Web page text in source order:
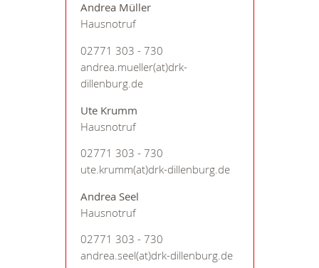
Andrea Müller
Hausnotruf
02771 303 - 730
andrea.mueller(at)drk-
dillenburg.de
Ute Krumm
Hausnotruf
02771 303 - 730
ute.krumm(at)drk-dillenburg.de
Andrea Seel
Hausnotruf
02771 303 - 730
andrea.seel(at)drk-dillenburg.de